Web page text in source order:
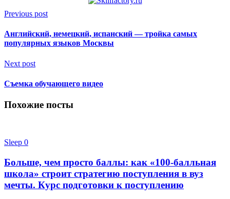
Previous post
Английский, немецкий, испанский — тройка самых
популярных языков Москвы
Next post
Съемка обучающего видео
Похожие посты
Sleep 0
Больше, чем просто баллы: как «100-балльная
школа» строит стратегию поступления в вуз
мечты. Курс подготовки к поступлению